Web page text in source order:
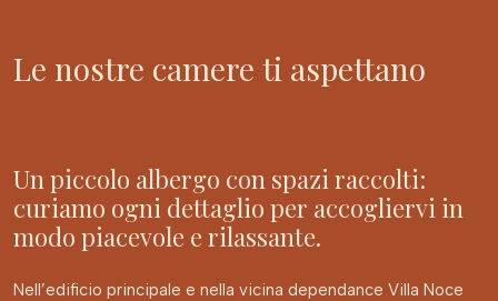
Le nostre camere ti aspettano
Un piccolo albergo con spazi raccolti:
curiamo ogni dettaglio per accogliervi in
modo piacevole e rilassante.
Nell’edificio principale e nella vicina dependance Villa Noce